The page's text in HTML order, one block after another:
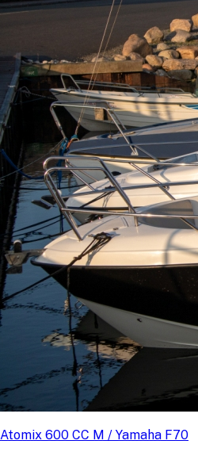
Atomix 600 CC M / Yamaha F70